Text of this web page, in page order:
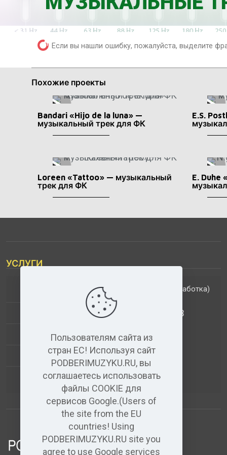
Д
В
Если вы нашли ошибку, пожалуйста, выделите
Похожие проекты
Bandari «Hijo de la luna» —
музыкальный трек для ФК
E.S.
Loreen «Tattoo» — музыкальный
трек для ФК
E. Duhe
УСЛУГИ
ДОПОЛНИТЕЛЬНЫЕ УСЛУГИ (обработка)
АНАЛИЗ МУЗЫКАЛЬНЫХ ТРЕКОВ
ВИДЕО+АУДИО
УСЛУГИ ЗВУКОЗАПИСИ
АУДИО РЕДАКТОР(бесплатный)
Пользователям сайта из
стран ЕС! Используя сайт
PODBERIMUZYKU.RU, вы
соглашаетесь использовать
файлы COOKIE для
сервисов Google.(Users of
the site from the EU
countries! Using
PODBERIMUZYKU.RU site you
agree to use Google services